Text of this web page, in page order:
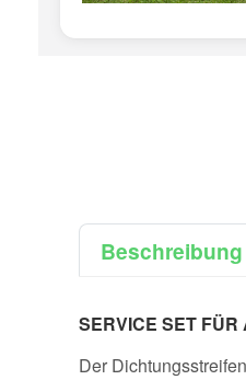
Beschreibung
SERVICE SET
Der